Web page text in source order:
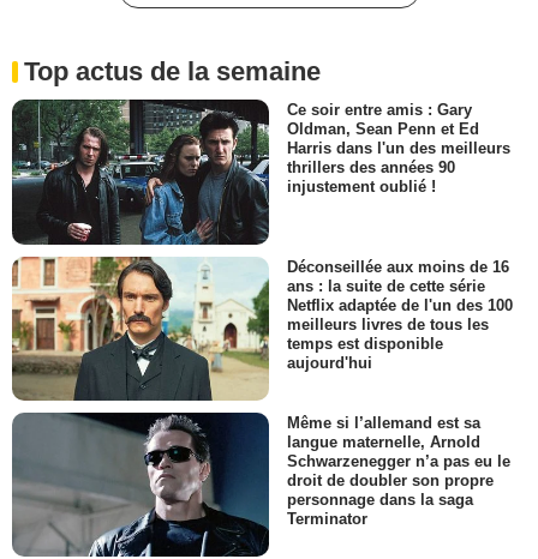
Top actus de la semaine
Ce soir entre amis : Gary
Oldman, Sean Penn et Ed
Harris dans l'un des meilleurs
thrillers des années 90
injustement oublié !
Déconseillée aux moins de 16
ans : la suite de cette série
Netflix adaptée de l'un des 100
meilleurs livres de tous les
temps est disponible
aujourd'hui
Même si l’allemand est sa
langue maternelle, Arnold
Schwarzenegger n’a pas eu le
droit de doubler son propre
personnage dans la saga
Terminator